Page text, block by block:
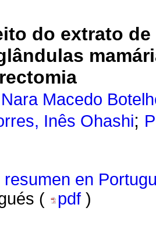
do extrato
Macedo
Inês Ohashi;
resumen en
(
pdf )